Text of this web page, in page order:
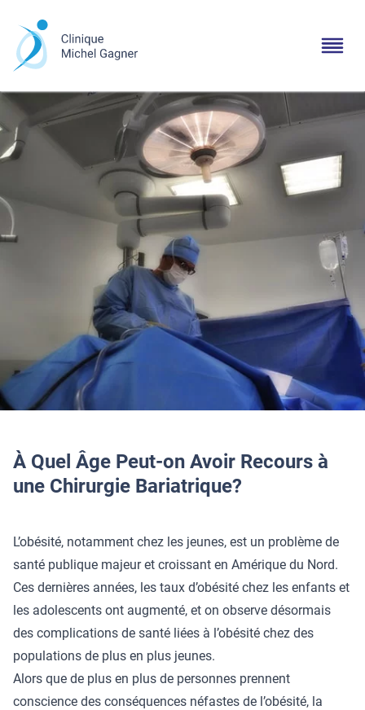
À Quel Âge Peut-on Avoir Recours à
une Chirurgie Bariatrique?
L’obésité, notamment chez les jeunes, est un problème de
santé publique majeur et croissant en Amérique du Nord.
Ces dernières années, les taux d’obésité chez les enfants et
les adolescents ont augmenté, et on observe désormais
des complications de santé liées à l’obésité chez des
populations de plus en plus jeunes.
Alors que de plus en plus de personnes prennent
conscience des conséquences néfastes de l’obésité, la